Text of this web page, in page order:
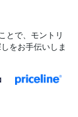
とで、モントリ
をお手伝いしま